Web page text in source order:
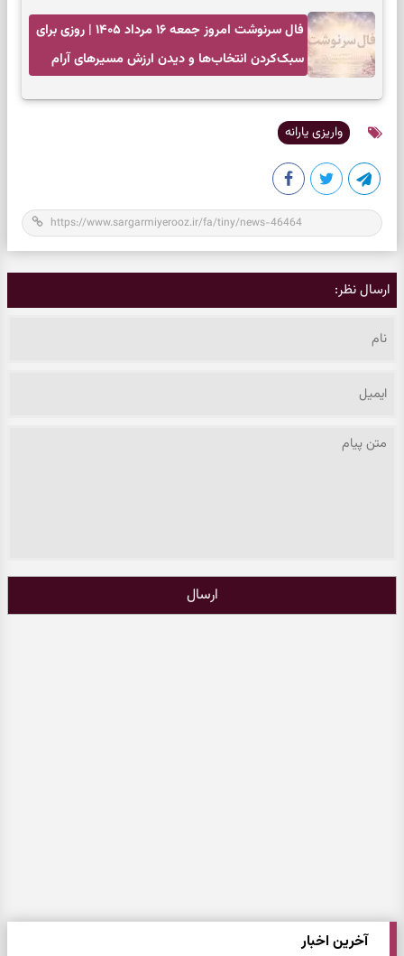
فال سرنوشت امروز جمعه ۱۶ مرداد ۱۴۰۵ | روزی برای
سبک‌کردن انتخاب‌ها و دیدن ارزش مسیرهای آرام
واریزی یارانه
ارسال نظر:
ارسال
آخرین اخبار